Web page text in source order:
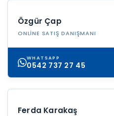
Özgür Çap
ONLINE SATIŞ DANIŞMANI
WHATSAPP
0542 737 27 45
Ferda Karakaş